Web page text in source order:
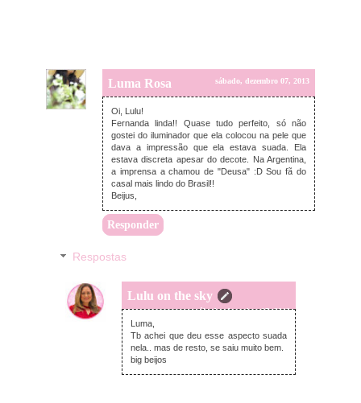
Luma Rosa sábado, dezembro 07, 2013
Oi, Lulu!
Fernanda linda!! Quase tudo perfeito, só não
gostei do iluminador que ela colocou na pele que
dava a impressão que ela estava suada. Ela
estava discreta apesar do decote. Na Argentina,
a imprensa a chamou de "Deusa" :D Sou fã do
casal mais lindo do Brasil!!
Beijus,
Responder
Respostas
Lulu on the sky
sábado, dezembro 07, 2013
Luma,
Tb achei que deu esse aspecto suada
nela.. mas de resto, se saiu muito bem.
big beijos